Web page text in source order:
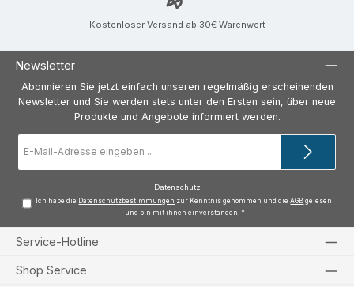
Kostenloser Versand ab 30€ Warenwert
Newsletter
Abonnieren Sie jetzt einfach unseren regelmäßig erscheinenden
Newsletter und Sie werden stets unter den Ersten sein, über neue
Produkte und Angebote informiert werden.
Mail-
Datenschutz
Ich habe die Datenschutzbestimmungen zur Kenntnis genommen und dieAGB gelesen
und bin mit ihnen einverstanden. *
Service-Hotline
Shop Service